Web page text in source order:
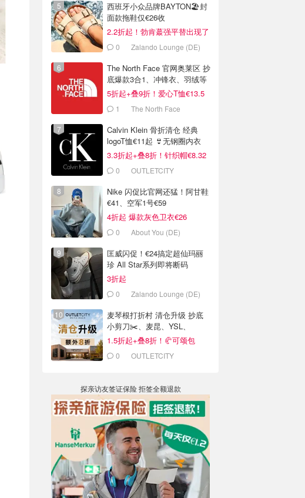
西班牙小众品牌BAYTON🏖️封
面款拖鞋仅€26收
2.2折起！勃肯蕞强平替出现了
0 Zalando Lounge (DE)
The North Face 官网奥莱区 抄
底爆款3合1、冲锋衣、羽绒等
5折起+叠9折！爱心T恤€13.5
1 The North Face
Calvin Klein 骨折清仓 经典
logoT恤€11起 👙无钢圈内衣
€9.6
3.3折起+叠8折！针织帽€8.32
0
OUTLETCITY
Nike 闪促比官网还猛！阿甘鞋
€41、空军1号€59
4折起 爆款灰色卫衣€26
0 About You (DE)
匡威闪促！€24搞定超仙玛丽
珍 All Star系列即将断码
3折起
0 Zalando Lounge (DE)
麦琴根打折村 清仓升级 抄底
小剪刀✂️、麦昆、YSL、
Barbour等
1.5折起+叠8折！🥐可颂包
€44.79
0
OUTLETCITY
探亲访友签证保险 拒签全额退款